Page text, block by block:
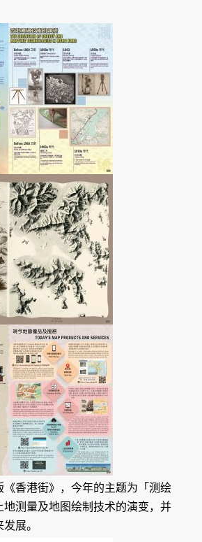
香港街》，今年的主题为「测绘
测量及地图绘制技术的演变，并
展。